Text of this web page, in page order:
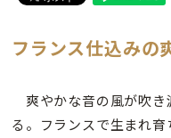
フランス仕込みの
爽やかな音の風が吹き
る。フランスで生まれ育